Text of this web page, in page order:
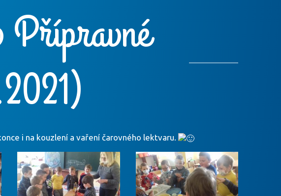
Přípravné
i na kouzlení a vaření čarovného lektvaru.